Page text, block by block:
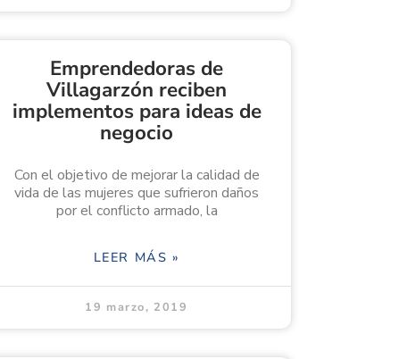
Emprendedoras de
Villagarzón reciben
implementos para ideas de
negocio
Con el objetivo de mejorar la calidad de
vida de las mujeres que sufrieron daños
por el conflicto armado, la
LEER MÁS »
19 marzo, 2019